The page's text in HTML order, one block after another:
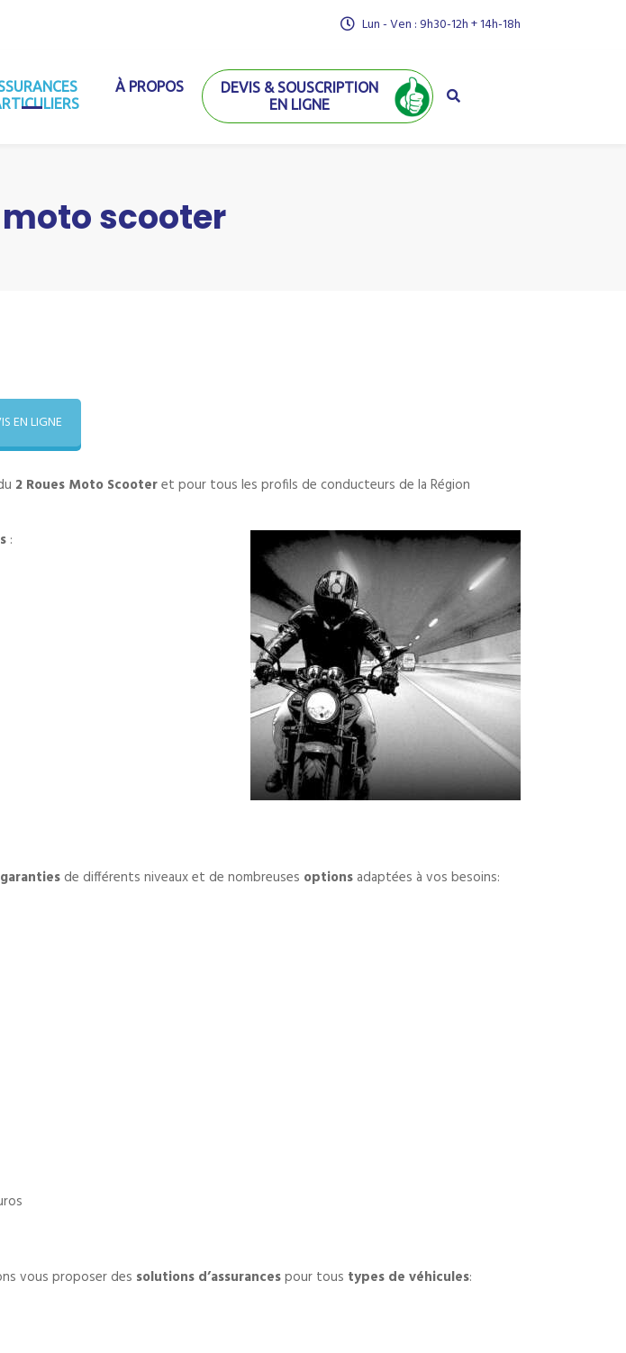
Lun - Ven : 9h30-12h + 14h-18h
À PROPOS
DEVIS & SOUSCRIPTION
EN LIGNE
scooter
EN LIGNE
2 Roues Moto Scooteret pour tous les profils de conducteurs de la Région
:
garanties de différents niveaux et de nombreuses optionsadaptées à vos besoins:
vous proposer des solutions d’assurancespour tous types de véhicules: